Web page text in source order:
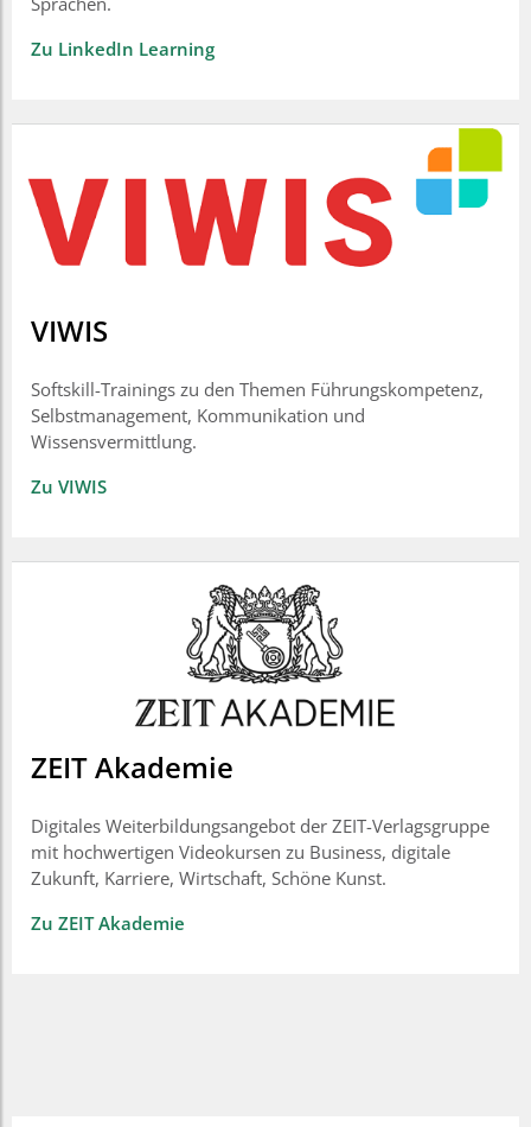
Zu LinkedIn Learning
VIWIS
Softskill-Trainings zu den Themen Führungskompetenz,
Selbstmanagement, Kommunikation und
Wissensvermittlung.
Zu VIWIS
ZEIT Akademie
Digitales Weiterbildungsangebot der ZEIT-Verlagsgruppe
mit hochwertigen Videokursen zu Business, digitale
Zukunft, Karriere, Wirtschaft, Schöne Kunst.
Zu ZEIT Akademie